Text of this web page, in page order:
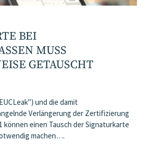
BEI
MUSS
GETAUSCHT
und die damit
Verlängerung der Zertifizierung
können einen Tausch der Signaturkarte
machen….